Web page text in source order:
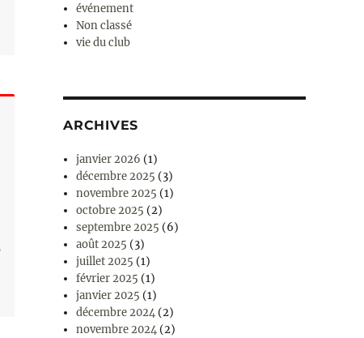
événement
Non classé
vie du club
ARCHIVES
janvier 2026 (1)
décembre 2025 (3)
novembre 2025 (1)
octobre 2025 (2)
septembre 2025 (6)
août 2025 (3)
juillet 2025 (1)
février 2025 (1)
janvier 2025 (1)
décembre 2024 (2)
novembre 2024 (2)